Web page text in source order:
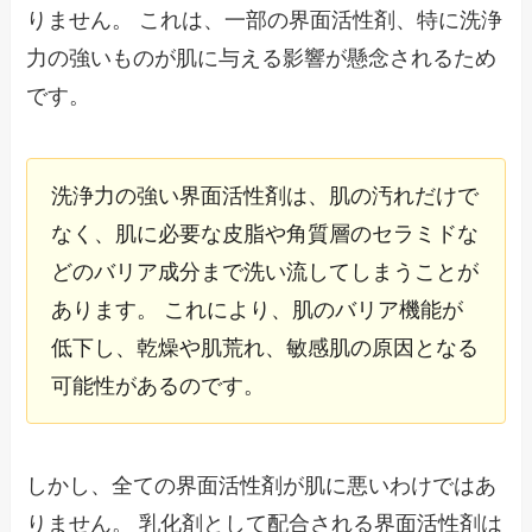
りません。 これは、一部の界面活性剤、特に洗浄
力の強いものが肌に与える影響が懸念されるため
です。
洗浄力の強い界面活性剤は、肌の汚れだけで
なく、肌に必要な皮脂や角質層のセラミドな
どのバリア成分まで洗い流してしまうことが
あります。 これにより、肌のバリア機能が
低下し、乾燥や肌荒れ、敏感肌の原因となる
可能性があるのです。
しかし、全ての界面活性剤が肌に悪いわけではあ
りません。 乳化剤として配合される界面活性剤は